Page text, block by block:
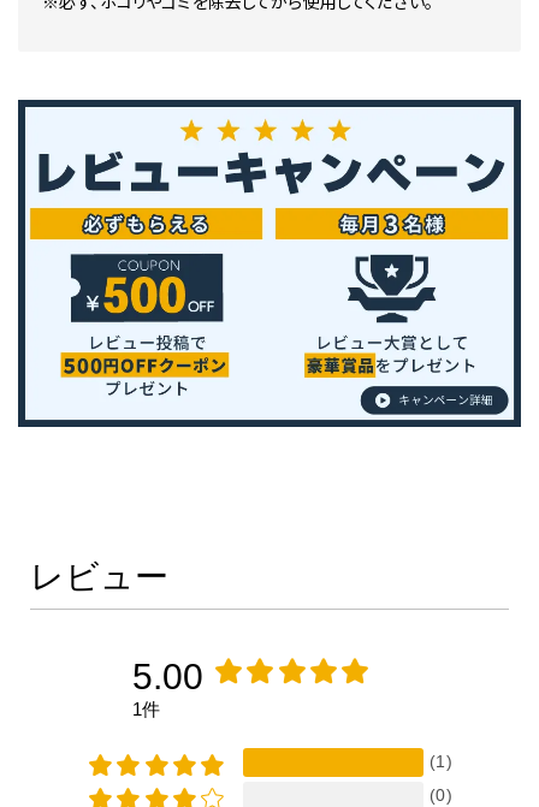
レビュー
5.00
1件
(1)
(0)